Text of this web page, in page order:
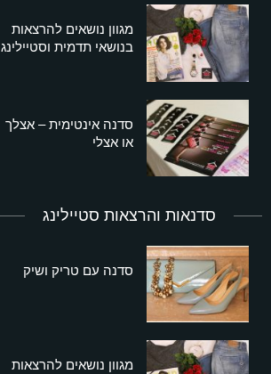
מגוון נושאים להרצאות
בנושאי תדמית וסטיילינג
סדנה אינטימית – אצלך
או אצלי
סדנאות והרצאות סטיילינג
סדנה עם טריק ושיק
מגוון נושאים להרצאות